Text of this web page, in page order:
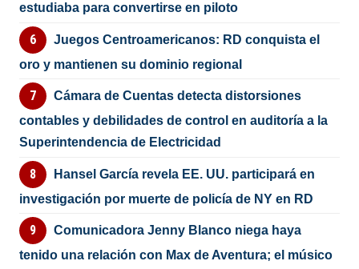
estudiaba para convertirse en piloto
Juegos Centroamericanos: RD conquista el
oro y mantienen su dominio regional
Cámara de Cuentas detecta distorsiones
contables y debilidades de control en auditoría a la
Superintendencia de Electricidad
Hansel García revela EE. UU. participará en
investigación por muerte de policía de NY en RD
Comunicadora Jenny Blanco niega haya
tenido una relación con Max de Aventura; el músico